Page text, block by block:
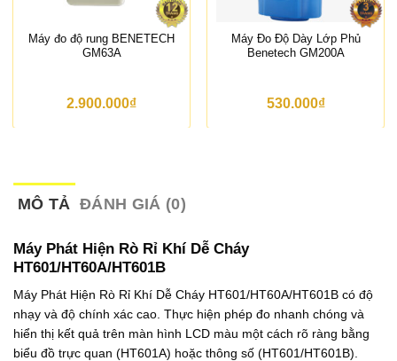
Máy đo độ rung BENETECH
GM63A
2.900.000₫
Máy Đo Độ Dày Lớp Phủ
Benetech GM200A
530.000₫
MÔ TẢ ĐÁNH GIÁ (0)
Máy Phát Hiện Rò Rỉ Khí Dễ Cháy
HT601/HT60A/HT601B
Máy Phát Hiện Rò Rỉ Khí Dễ Cháy HT601/HT60A/HT601B có độ
nhạy và độ chính xác cao. Thực hiện phép đo nhanh chóng và
hiển thị kết quả trên màn hình LCD màu một cách rõ ràng bằng
biểu đồ trực quan (HT601A) hoặc thông số (HT601/HT601B).